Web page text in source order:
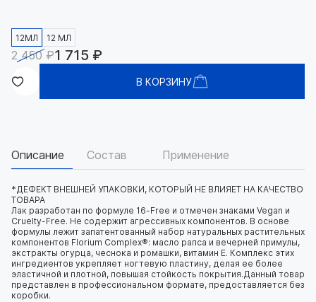
12МЛ 12 МЛ
2 450 ₽1 715 ₽
В КОРЗИНУ
Описание Состав Применение
*ДЕФЕКТ ВНЕШНЕЙ УПАКОВКИ, КОТОРЫЙ НЕ ВЛИЯЕТ НА КАЧЕСТВО
ТОВАРА
Лак разработан по формуле 16-Free и отмечен знаками Vegan и
Cruelty-Free. Не содержит агрессивных компонентов. В основе
формулы лежит запатентованный набор натуральных растительных
компонентов Florium Complex®: масло рапса и вечерней примулы,
экстракты огурца, чеснока и ромашки, витамин E. Комплекс этих
ингредиентов укрепляет ногтевую пластину, делая ее более
эластичной и плотной, повышая стойкость покрытия.Данный товар
представлен в профессиональном формате, предоставляется без
коробки.